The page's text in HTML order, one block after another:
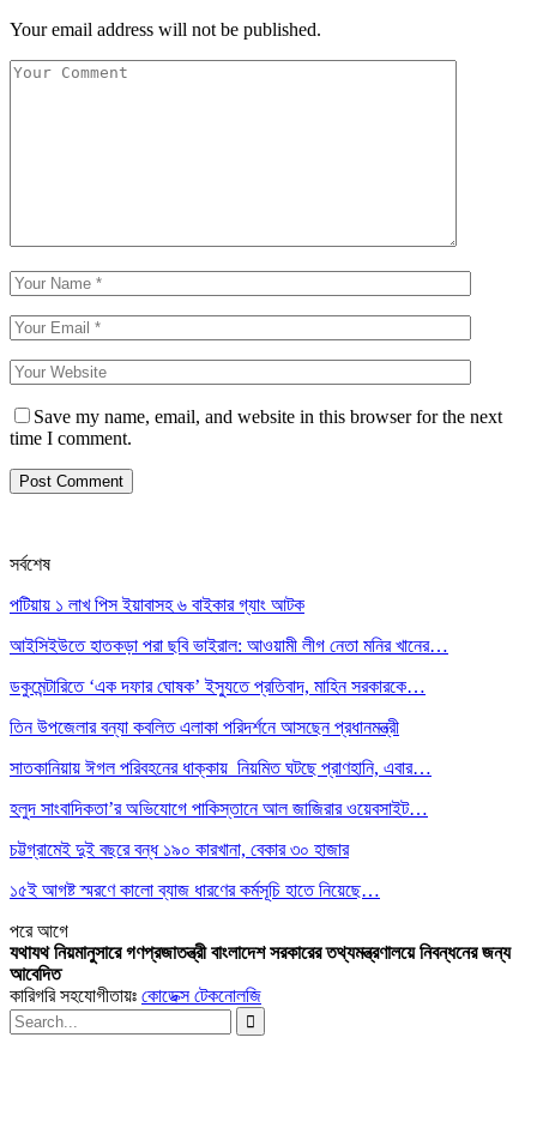
Your email address will not be published.
Save my name, email, and website in this browser for the next
time I comment.
সর্বশেষ
পটিয়ায় ১ লাখ পিস ইয়াবাসহ ৬ বাইকার গ্যাং আটক
আইসিইউতে হাতকড়া পরা ছবি ভাইরাল: আওয়ামী লীগ নেতা মনির খানের…
ডকুমেন্টারিতে ‘এক দফার ঘোষক’ ইস্যুতে প্রতিবাদ, মাহিন সরকারকে…
তিন উপজেলার বন্যা কবলিত এলাকা পরিদর্শনে আসছেন প্রধানমন্ত্রী
সাতকানিয়ায় ঈগল পরিবহনের ধাক্কায় নিয়মিত ঘটছে প্রাণহানি, এবার…
হলুদ সাংবাদিকতা’র অভিযোগে পাকিস্তানে আল জাজিরার ওয়েবসাইট…
চট্টগ্রামেই দুই বছরে বন্ধ ১৯০ কারখানা, বেকার ৩০ হাজার
১৫ই আগষ্ট স্মরণে কালো ব্যাজ ধারণের কর্মসূচি হাতে নিয়েছে…
পরেআগে
যথাযথ নিয়মানুসারে গণপ্রজাতন্ত্রী বাংলাদেশ সরকারের তথ্যমন্ত্রণালয়ে নিবন্ধনের জন্য
আবেদিত
কারিগরি সহযোগীতায়ঃ কোডেক্স টেকনোলজি